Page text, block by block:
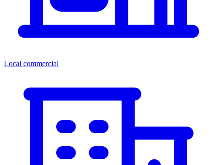
Local commercial